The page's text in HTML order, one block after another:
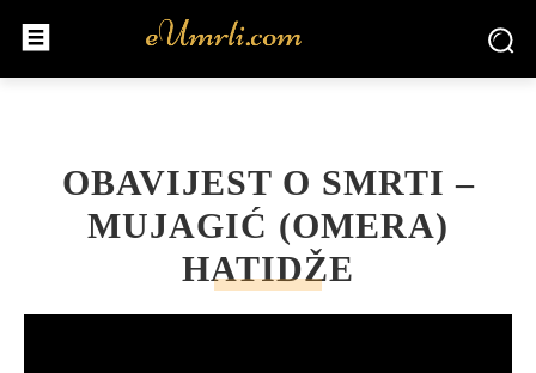
OBAVIJEST O SMRTI –
MUJAGIĆ (OMERA)
HATIDŽE